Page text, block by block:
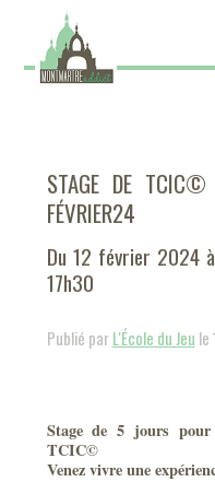
STAGE DE TCIC©
FÉVRIER24
Du 12 février 2024
17h30
Publié parL'École du Jeu le
Stage de 5 jours
TCIC©
Venez vivre une